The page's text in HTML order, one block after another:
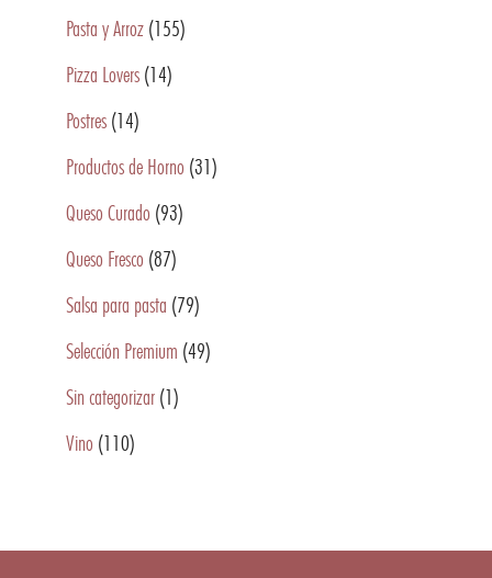
Pasta y Arroz (155)
Pizza Lovers (14)
Postres (14)
Productos de Horno (31)
Queso Curado (93)
Queso Fresco (87)
Salsa para pasta (79)
Selección Premium (49)
Sin categorizar (1)
Vino (110)